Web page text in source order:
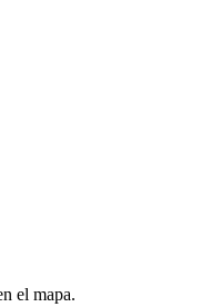
el mapa.